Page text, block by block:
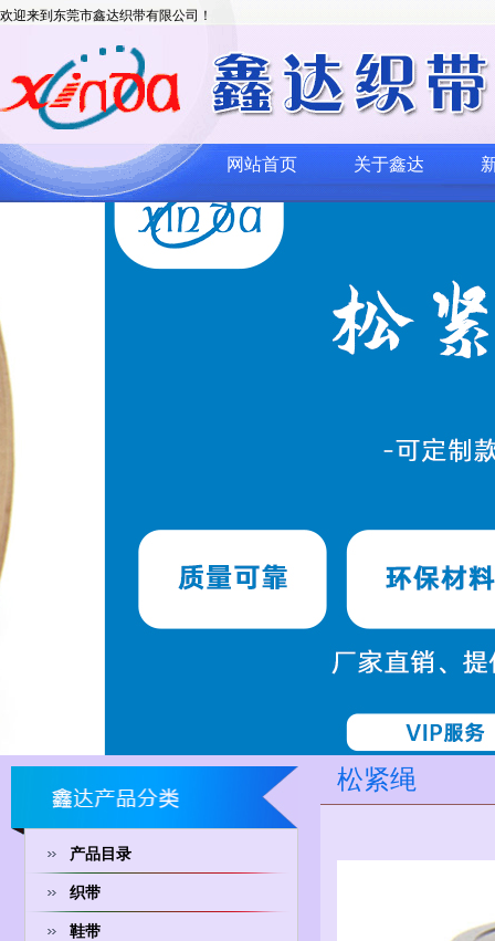
欢迎来到东莞市鑫达织带有限公司！
网站首页 关于鑫达
产品目录
织带
鞋带
松紧绳